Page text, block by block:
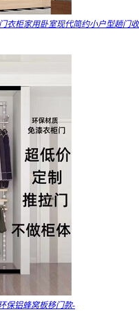
衣柜家用卧室现代简约小户型趟门收
保铝蜂窝板移门款-